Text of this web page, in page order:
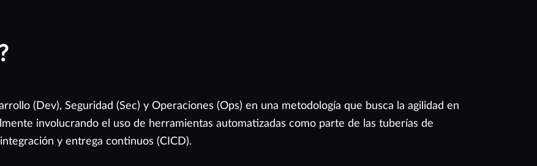
(Dev), Seguridad (Sec) y Operaciones (Ops) en una metodología que busca la agilidad en
involucrando el uso de herramientas automatizadas como parte de las tuberías de
y entrega continuos (CICD).